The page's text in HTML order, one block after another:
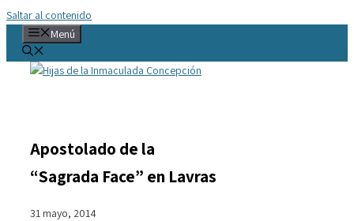
Saltar al contenido
Menú
Apostolado de la
“Sagrada Face” en Lavras
31 mayo, 2014